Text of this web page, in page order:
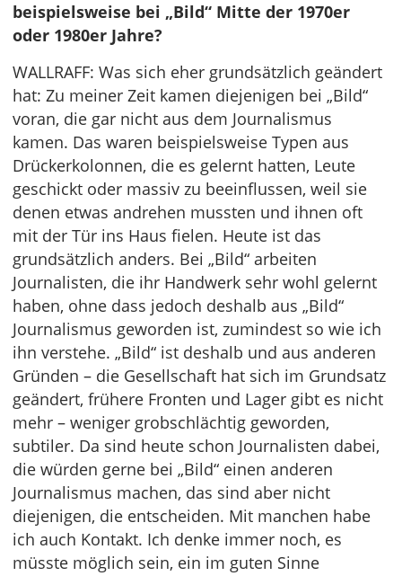
beispielsweise bei „Bild“ Mitte der 1970er
oder 1980er Jahre?
WALLRAFF: Was sich eher grundsätzlich geändert
hat: Zu meiner Zeit kamen diejenigen bei „Bild“
voran, die gar nicht aus dem Journalismus
kamen. Das waren beispielsweise Typen aus
Drückerkolonnen, die es gelernt hatten, Leute
geschickt oder massiv zu beeinflussen, weil sie
denen etwas andrehen mussten und ihnen oft
mit der Tür ins Haus fielen. Heute ist das
grundsätzlich anders. Bei „Bild“ arbeiten
Journalisten, die ihr Handwerk sehr wohl gelernt
haben, ohne dass jedoch deshalb aus „Bild“
Journalismus geworden ist, zumindest so wie ich
ihn verstehe. „Bild“ ist deshalb und aus anderen
Gründen – die Gesellschaft hat sich im Grundsatz
geändert, frühere Fronten und Lager gibt es nicht
mehr – weniger grobschlächtig geworden,
subtiler. Da sind heute schon Journalisten dabei,
die würden gerne bei „Bild“ einen anderen
Journalismus machen, das sind aber nicht
diejenigen, die entscheiden. Mit manchen habe
ich auch Kontakt. Ich denke immer noch, es
müsste möglich sein, ein im guten Sinne